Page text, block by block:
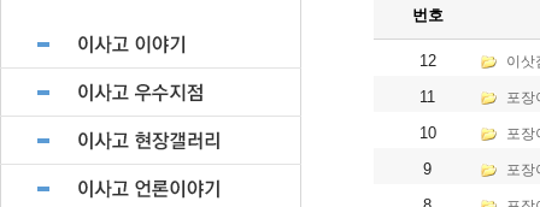
번호
12 이삿
11 포장
10 포장
9 포장